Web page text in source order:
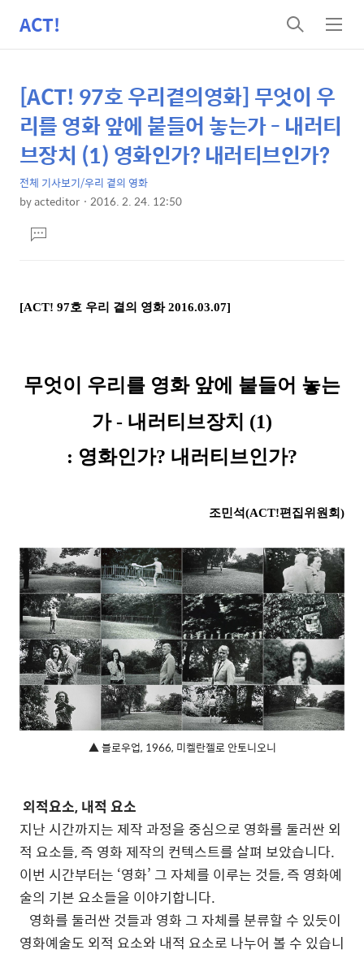
ACT!
검
색
메
뉴
상
세
컨
텐
츠
본
문
제
목
[ACT! 97호 우리곁의영화] 무엇이 우
리를 영화 앞에 붙들어 놓는가 - 내러티
브장치 (1) 영화인가? 내러티브인가?
전체 기사보기/우리 곁의 영화
byacteditor 2016. 2. 24. 12:50
문댓
글
[ACT! 97호 우리 곁의 영화 2016.03.07]
무엇이 우리를 영화 앞에 붙들어 놓는
가- 내러티브장치 (1)
: 영화인가? 내러티브인가?
조민석(ACT!편집위원회)
▲ 블로우업, 1966, 미켈란젤로 안토니오니
외적요소, 내적 요소
지난 시간까지는 제작 과정을 중심으로 영화를 둘러싼 외
적 요소들, 즉 영화 제작의 컨텍스트를 살펴 보았습니다.
이번 시간부터는 ‘영화’ 그 자체를 이루는 것들, 즉 영화예
술의 기본 요소들을 이야기합니다.
영화를 둘러싼 것들과 영화 그 자체를 분류할 수 있듯이
영화예술도 외적 요소와 내적 요소로 나누어 볼 수 있습니